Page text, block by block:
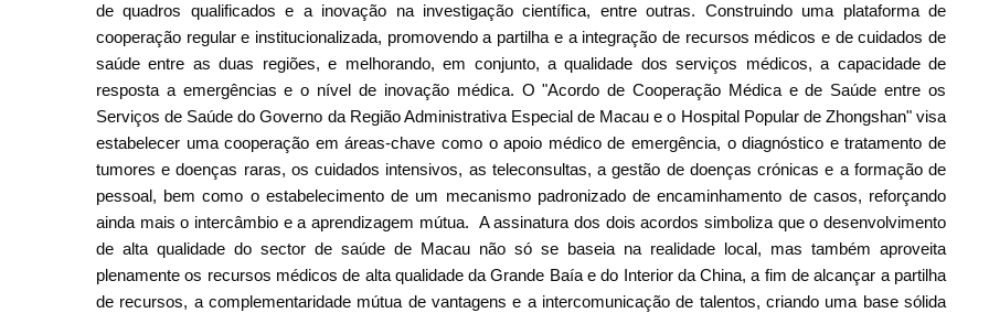
de quadros qualificados e a inovação na investigação científica, entre outras. Construindo uma plataforma de
cooperação regular e institucionalizada, promovendo a partilha e a integração de recursos médicos e de cuidados de
saúde entre as duas regiões, e melhorando, em conjunto, a qualidade dos serviços médicos, a capacidade de
resposta a emergências e o nível de inovação médica. O "Acordo de Cooperação Médica e de Saúde entre os
Serviços de Saúde do Governo da Região Administrativa Especial de Macau e o Hospital Popular de Zhongshan" visa
estabelecer uma cooperação em áreas-chave como o apoio médico de emergência, o diagnóstico e tratamento de
tumores e doenças raras, os cuidados intensivos, as teleconsultas, a gestão de doenças crónicas e a formação de
pessoal, bem como o estabelecimento de um mecanismo padronizado de encaminhamento de casos, reforçando
ainda mais o intercâmbio e a aprendizagem mútua. A assinatura dos dois acordos simboliza que o desenvolvimento
de alta qualidade do sector de saúde de Macau não só se baseia na realidade local, mas também aproveita
plenamente os recursos médicos de alta qualidade da Grande Baía e do Interior da China, a fim de alcançar a partilha
de recursos, a complementaridade mútua de vantagens e a intercomunicação de talentos, criando uma base sólida